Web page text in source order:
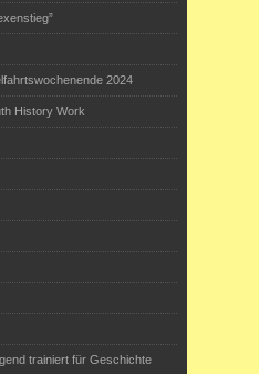
2024
History Work
trainiert für Geschichte